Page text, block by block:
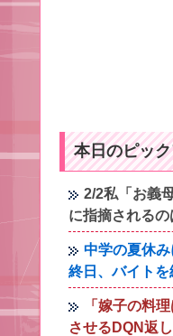
本日のピッ
2/2私「お義
に指摘される
中学の夏休
終日、バイト
「嫁子の料
させるDQN返